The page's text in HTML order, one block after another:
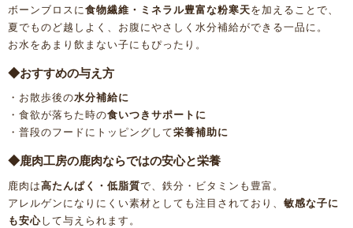
ボーンブロスに食物繊維・ミネラル豊富な粉寒天を加えることで、
夏でものど越しよく、お腹にやさしく水分補給ができる一品に。
お水をあまり飲まない子にもぴったり。
◆おすすめの与え方
・お散歩後の水分補給に
・食欲が落ちた時の食いつきサポートに
・普段のフードにトッピングして栄養補助に
◆鹿肉工房の鹿肉ならではの安心と栄養
鹿肉は高たんぱく・低脂質で、鉄分・ビタミンも豊富。
アレルゲンになりにくい素材としても注目されており、 敏感な子に
も安心して与えられます。